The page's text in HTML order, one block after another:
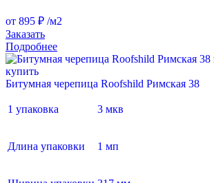
от 895 ₽ /м2
Заказать
Подробнее
Битумная черепица Roofshild Римская 38
1 упаковка 3 мкв
Длина упаковки 1 мп